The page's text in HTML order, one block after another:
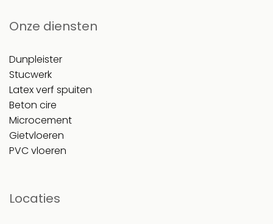
Onze diensten
Dunpleister
Stucwerk
Latex verf spuiten
Beton cire
Microcement
Gietvloeren
PVC vloeren
Locaties